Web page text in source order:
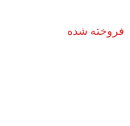
فروخته شده